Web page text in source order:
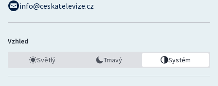
info@ceskatelevize.cz
Vzhled
Světlý Tmavý Systém